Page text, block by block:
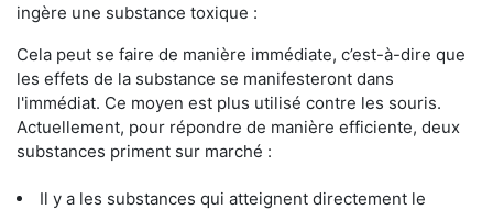
ingère une substance toxique :
Cela peut se faire de manière immédiate, c’est-à-dire que
les effets de la substance se manifesteront dans
l'immédiat. Ce moyen est plus utilisé contre les souris.
Actuellement, pour répondre de manière efficiente, deux
substances priment sur marché :
Il y a les substances qui atteignent directement le